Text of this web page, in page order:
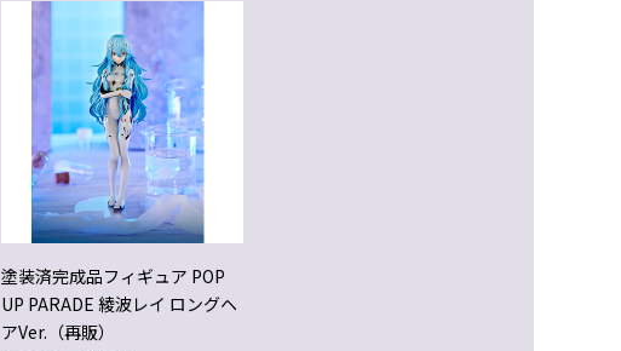
塗装済完成品フィギュア POP
UP PARADE 綾波レイ ロングヘ
アVer.（再販）